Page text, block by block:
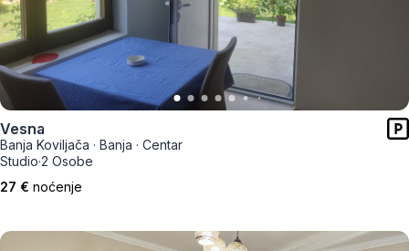
Vesna
Banja Koviljača · Banja · Centar
Studio·2 Osobe
27 € noćenje